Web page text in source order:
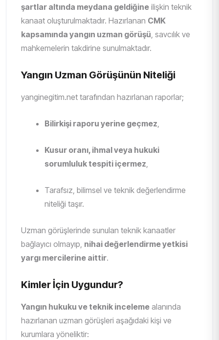
şartlar altında meydana geldiğine ilişkin teknik
kanaat oluşturulmaktadır. Hazırlanan CMK
kapsamında yangın uzman görüşü, savcılık ve
mahkemelerin takdirine sunulmaktadır.
Yangın Uzman Görüşünün Niteliği
yanginegitim.net tarafından hazırlanan raporlar;
Bilirkişi raporu yerine geçmez,
Kusur oranı, ihmal veya hukuki
sorumluluk tespiti içermez,
Tarafsız, bilimsel ve teknik değerlendirme
niteliği taşır.
Uzman görüşlerinde sunulan teknik kanaatler
bağlayıcı olmayıp, nihai değerlendirme yetkisi
yargı mercilerine aittir.
Kimler İçin Uygundur?
Yangın hukuku ve teknik inceleme alanında
hazırlanan uzman görüşleri aşağıdaki kişi ve
kurumlara yöneliktir: